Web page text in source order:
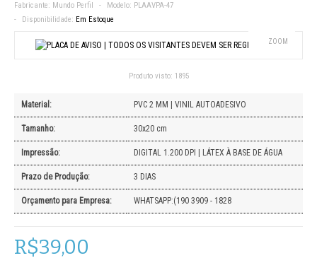
Fabricante: Mundo Perfil Modelo: PLAAVPA-47
Disponibilidade: Em Estoque
ZOOM
Produto visto: 1895
Material: PVC 2 MM | VINIL AUTOADESIVO
Tamanho: 30x20 cm
Impressão: DIGITAL 1.200 DPI | LÁTEX À BASE DE ÁGUA
Prazo de Produção: 3 DIAS
Orçamento para Empresa: WHATSAPP:(190 3909 - 1828
R$39,00